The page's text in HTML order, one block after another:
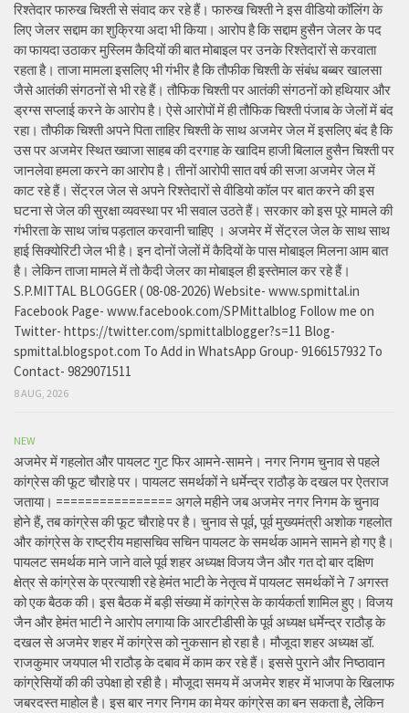
रिश्तेदार फारुख चिश्ती से संवाद कर रहे हैं। फारुख चिश्ती ने इस वीडियो कॉलिंग के
लिए जेलर सद्दाम का शुक्रिया अदा भी किया। आरोप है कि सद्दाम हुसैन जेलर के पद
का फायदा उठाकर मुस्लिम कैदियों की बात मोबाइल पर उनके रिश्तेदारों से करवाता
रहता है। ताजा मामला इसलिए भी गंभीर है कि तौफीक चिश्ती के संबंध बब्बर खालसा
जैसे आतंकी संगठनों से भी रहे हैं। तौफिक चिश्ती पर आतंकी संगठनों को हथियार और
ड्रग्स सप्लाई करने के आरोप है। ऐसे आरोपों में ही तौफिक चिश्ती पंजाब के जेलों में बंद
रहा। तौफीक चिश्ती अपने पिता ताहिर चिश्ती के साथ अजमेर जेल में इसलिए बंद है कि
उस पर अजमेर स्थित ख्वाजा साहब की दरगाह के खादिम हाजी बिलाल हुसैन चिश्ती पर
जानलेवा हमला करने का आरोप है। तीनों आरोपी सात वर्ष की सजा अजमेर जेल में
काट रहे हैं। सेंट्रल जेल से अपने रिश्तेदारों से वीडियो कॉल पर बात करने की इस
घटना से जेल की सुरक्षा व्यवस्था पर भी सवाल उठते हैं। सरकार को इस पूरे मामले की
गंभीरता के साथ जांच पड़ताल करवानी चाहिए । अजमेर में सेंट्रल जेल के साथ साथ
हाई सिक्योरिटी जेल भी है। इन दोनों जेलों में कैदियों के पास मोबाइल मिलना आम बात
है। लेकिन ताजा मामले में तो कैदी जेलर का मोबाइल ही इस्तेमाल कर रहे हैं।
S.P.MITTAL BLOGGER ( 08-08-2026) Website- www.spmittal.in
Facebook Page- www.facebook.com/SPMittalblog Follow me on
Twitter- https://twitter.com/spmittalblogger?s=11 Blog-
spmittal.blogspot.com To Add in WhatsApp Group- 9166157932 To
Contact- 9829071511
8 AUG, 2026
NEW
अजमेर में गहलोत और पायलट गुट फिर आमने-सामने। नगर निगम चुनाव से पहले
कांग्रेस की फूट चौराहे पर। पायलट समर्थकों ने धर्मेन्द्र राठौड़ के दखल पर ऐतराज
जताया। ================ अगले महीने जब अजमेर नगर निगम के चुनाव
होने हैं, तब कांग्रेस की फूट चौराहे पर है। चुनाव से पूर्व, पूर्व मुख्यमंत्री अशोक गहलोत
और कांग्रेस के राष्ट्रीय महासचिव सचिन पायलट के समर्थक आमने सामने हो गए है।
पायलट समर्थक माने जाने वाले पूर्व शहर अध्यक्ष विजय जैन और गत दो बार दक्षिण
क्षेत्र से कांग्रेस के प्रत्याशी रहे हेमंत भाटी के नेतृत्व में पायलट समर्थकों ने 7 अगस्त
को एक बैठक की। इस बैठक में बड़ी संख्या में कांग्रेस के कार्यकर्ता शामिल हुए। विजय
जैन और हेमंत भाटी ने आरोप लगाया कि आरटीडीसी के पूर्व अध्यक्ष धर्मेन्द्र राठौड़ के
दखल से अजमेर शहर में कांग्रेस को नुकसान हो रहा है। मौजूदा शहर अध्यक्ष डॉ.
राजकुमार जयपाल भी राठौड़ के दबाव में काम कर रहे हैं। इससे पुराने और निष्ठावान
कांग्रेसियों की की उपेक्षा हो रही है। मौजूदा समय में अजमेर शहर में भाजपा के खिलाफ
जबरदस्त माहोल है। इस बार नगर निगम का मेयर कांग्रेस का बन सकता है, लेकिन